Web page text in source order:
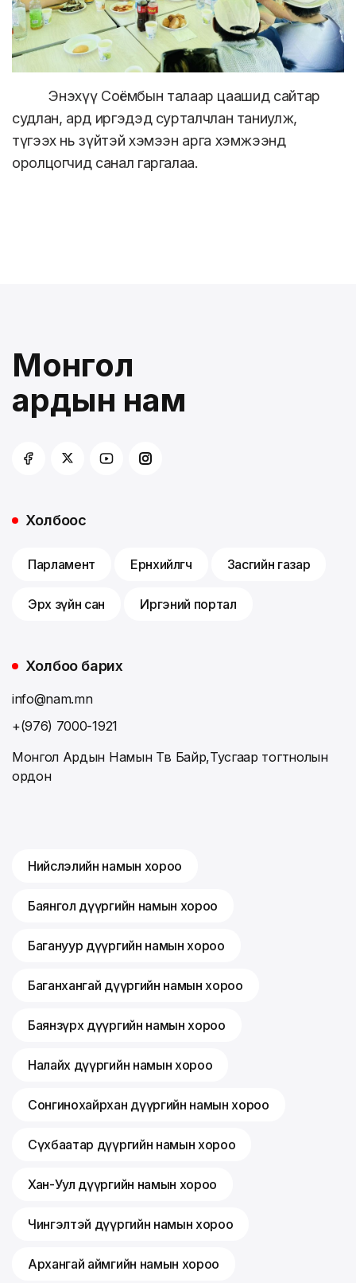
Энэхүү Соёмбын талаар цаашид сайтар
судлан, ард иргэдэд сурталчлан таниулж,
түгээх нь зүйтэй хэмээн арга хэмжээнд
оролцогчид санал гаргалаа.
Монгол
ардын нам
Холбоос
Парламент Ерөнхийлөгч Засгийн газар
Эрх зүйн сан Иргэний портал
Холбоо барих
info@nam.mn
+(976) 7000-1921
Монгол Ардын Намын Төв Байр,Тусгаар тогтнолын
ордон
Нийслэлийн намын хороо
Баянгол дүүргийн намын хороо
Багануур дүүргийн намын хороо
Баганхангай дүүргийн намын хороо
Баянзүрх дүүргийн намын хороо
Налайх дүүргийн намын хороо
Сонгинохайрхан дүүргийн намын хороо
Сүхбаатар дүүргийн намын хороо
Хан-Уул дүүргийн намын хороо
Чингэлтэй дүүргийн намын хороо
Архангай аймгийн намын хороо